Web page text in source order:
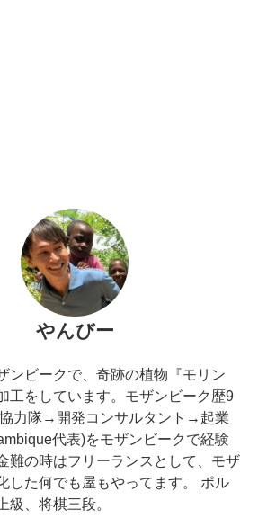
やんびー
ンビークで、奇跡の植物『モリン
工をしています。モザンビーク歴9
力隊→開発コンサルタント→起業
代表)をモザンビークで経験
難の時はフリーランスとして、モザ
した何でも屋もやってます。 ポル
級、将棋三段。